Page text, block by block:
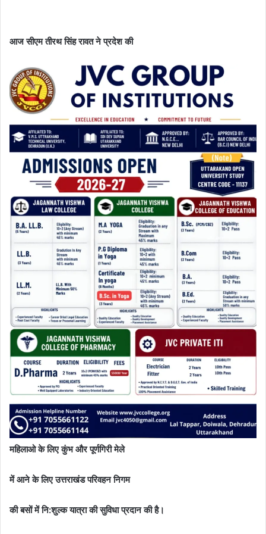
आज सीएम तीरथ सिंह रावत ने प्रदेश की
महिलाओ के लिए कुंभ और पूर्णगिरी मेले
में आने के लिए उत्तराखंड परिवहन निगम
की बसों में नि:शुल्क यात्रा की सुविधा प्रदान की है।